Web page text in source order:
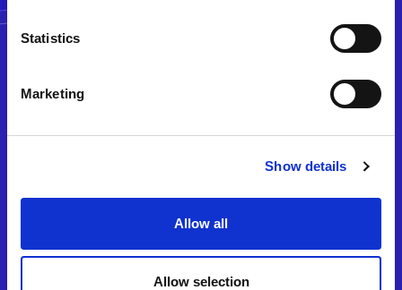
Statistics
Marketing
Show details
Allow all
Allow selection